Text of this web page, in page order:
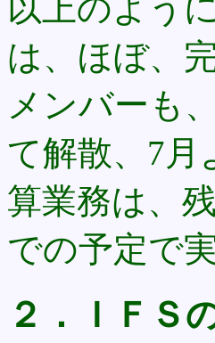
以上のよう
は、ほぼ、
メンバーも
て解散、7月
算業務は、
での予定で
２．ＩＦＳ